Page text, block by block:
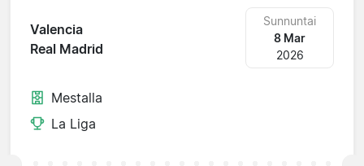
Valencia
Real Madrid
Sunnuntai
8 Mar
2026
Mestalla
La Liga